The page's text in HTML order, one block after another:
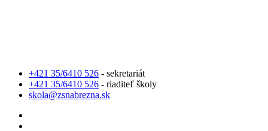
+421 35/6410 526 - sekretariát
+421 35/6410 526 - riaditeľ školy
skola@zsnabrezna.sk